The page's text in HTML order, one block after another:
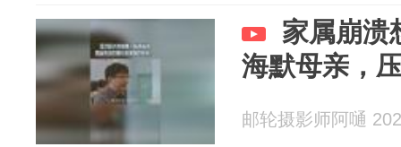
家属崩溃
海默母亲，
邮轮摄影师阿嗵